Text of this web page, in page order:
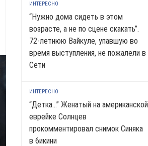
ИНТЕРЕСНО
“Нужно дома сидеть в этом
возрасте, а не по сцене скакать”.
72-летнюю Вайкуле, упавшую во
время выступления, не пожалели в
Сети
ИНТЕРЕСНО
“Детка…” Женатый на американской
еврейке Солнцев
прокомментировал снимок Синяка
в 6икини